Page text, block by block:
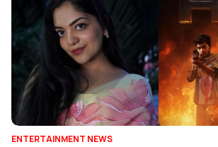
ENTERTAINMENT NEWS